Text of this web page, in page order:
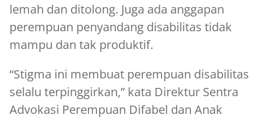
lemah dan ditolong. Juga ada anggapan
perempuan penyandang disabilitas tidak
mampu dan tak produktif.
“Stigma ini membuat perempuan disabilitas
selalu terpinggirkan,” kata Direktur Sentra
Advokasi Perempuan Difabel dan Anak